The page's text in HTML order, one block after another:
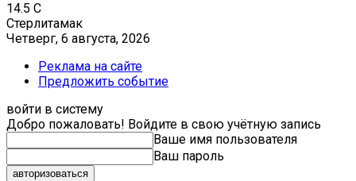
14.5 C
Стерлитамак
Четверг, 6 августа, 2026
Реклама на сайте
Предложить событие
войти в систему
Добро пожаловать! Войдите в свою учётную запись
Ваше имя пользователя
Ваш пароль